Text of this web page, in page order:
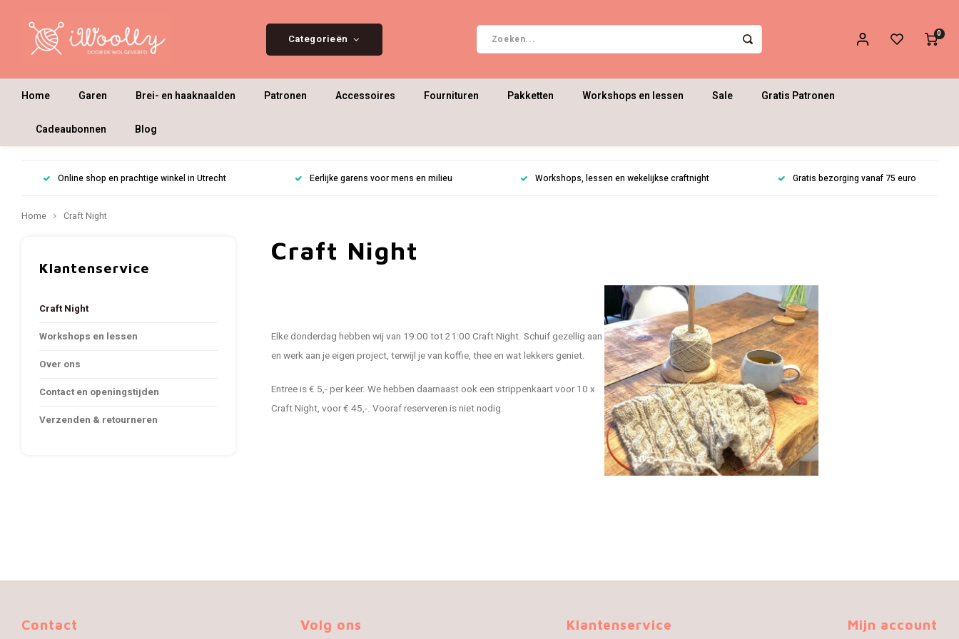
Categorieën 0
Home Garen Brei- en haaknaalden Patronen Accessoires Fournituren Pakketten Workshops en lessen Sale Gratis Patronen
Cadeaubonnen Blog
Online shop en prachtige winkel in Utrecht Eerlijke garens voor mens en milieu Workshops, lessen en wekelijkse craftnight Gratis bezorging vanaf 75 euro
Home Craft Night
Klantenservice
Craft Night
Workshops en lessen
Over ons
Contact en openingstijden
Verzenden & retourneren
Craft Night
Elke donderdag hebben wij van 19:00 tot 21:00 Craft Night. Schuif gezellig aan
en werk aan je eigen project, terwijl je van koffie, thee en wat lekkers geniet.
Entree is € 5,- per keer. We hebben daarnaast ook een strippenkaart voor 10 x
Craft Night, voor € 45,-. Vooraf reserveren is niet nodig.
Contact Volg ons Klantenservice Mijn account